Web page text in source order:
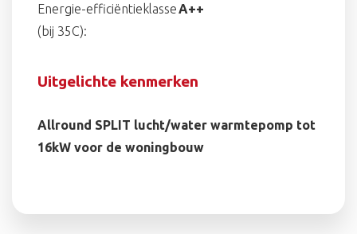
Energie-efficiëntieklasse
(bij 35C):
A++
Uitgelichte kenmerken
Allround SPLIT lucht/water warmtepomp tot
16kW voor de woningbouw